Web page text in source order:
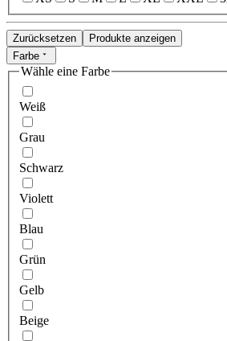
Zurücksetzen
Produkte anzeigen
Farbe
Wähle eine Farbe
Weiß
Grau
Schwarz
Violett
Blau
Grün
Gelb
Beige